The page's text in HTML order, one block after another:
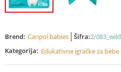
Brend: Canpol babies Šifra:2/083_wild
Kategorija: Edukativne igračke za bebe